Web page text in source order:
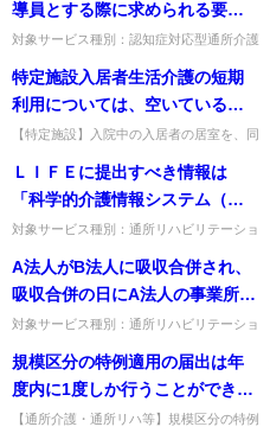
導員とする際に求められる要件
となる、「理学療法士、作業療
法士、言語聴覚士、看護職員、
柔道整復師又はあん摩マッサー
練指導員を配置した事業所で6月
以上機能訓練指導に従事した経
験」について、その実務時間・
日数や実務内容に規定はあるの
か。
対象サービス種別：認知症対応型通所介護
機能訓練体制加算について」質問はり師・
きゅう師を機能訓練指導員と...
特定施設入居者生活介護の短期
利用については、空いている居
室等を利用しなければならない
が、入院中の入居者の同意があ
れば、入院中の入居者の居室を
短期利用に活用することは可能
か。
【特定施設】入院中の入居者の居室を、同
バシー配慮の上で可。家賃相当額は短期利
用者から徴収する旨を明記す...
ＬＩＦＥに提出すべき情報は
「科学的介護情報システム（Ｌ
ＩＦＥ）関連加算に関する基本
的考え方並びに事務処理手順及
び様式例の提示について」（令
号）の各加算の様式例において
示されているが、利用者又は入
所者の評価等に当たっては、当
該様式例を必ず用いる必要があ
対象サービス種別：通所リハビリテーショ
応型通所介護,短期入所生活介護,短期入所
療養介護,小規模多機...
A法人がB法人に吸収合併され、
吸収合併の日にA法人の事業所を
B法人が引 き継ぐ場合は、B法人
の事業所として新規に申請指定
を行うのか。それとも変 更届の
提出(申請者の名称変更等)により
扱って差し支えないか。
対象サービス種別：通所リハビリテーショ
応型通所介護,短期入所生活介護,短期入所
療養介護,福祉用具貸...
規模区分の特例適用の届出は年
度内に1度しか行うことができな
いのか。
【通所介護・通所リハ等】規模区分の特例